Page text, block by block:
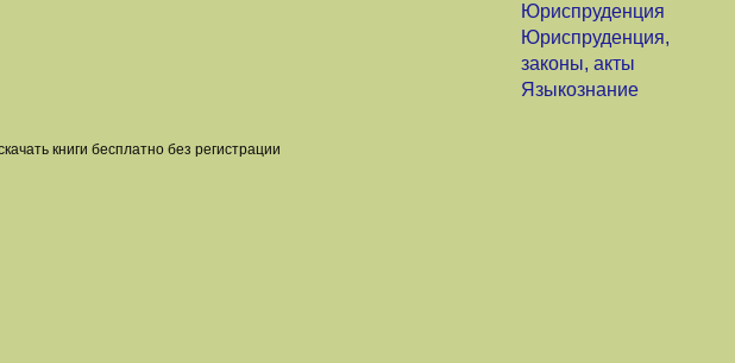
Юриспруденция
Юриспруденция,
законы, акты
Языкознание
книги бесплатно без регистрации